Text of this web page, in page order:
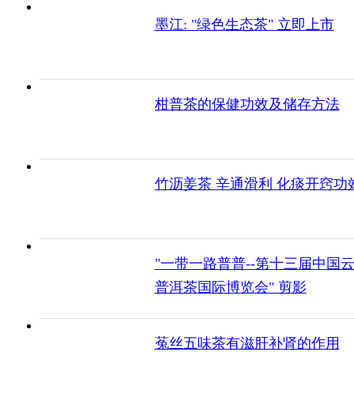
墨江: "绿色生态茶" 立即上市
柑普茶的保健功效及储存方法
竹沥姜茶 辛通滑利 化痰开窍功
"一带一路普普--第十三届中国
普洱茶国际博览会" 剪影
菟丝五味茶有滋肝补肾的作用